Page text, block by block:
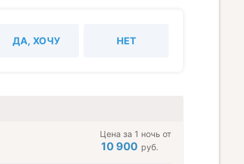
ДА, ХОЧУ НЕТ
Цена за 1 ночь от
10 900 руб.